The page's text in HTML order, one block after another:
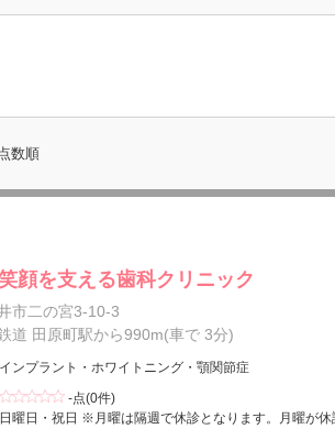
数順
顔を支える歯科クリニック
市二の宮3-10-3
道 田原町駅から990m(車で 3分)
ンプラント・ホワイトニング・顎関節症
-点(0件)
曜日・祝日 ※月曜は隔週で休診となります。月曜が休